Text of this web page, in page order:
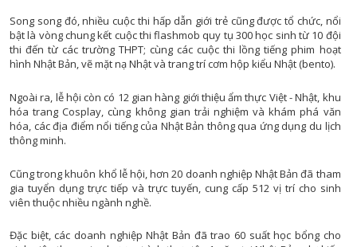
CHÚC MỪNG NĂM
CHUYÊN MỤC NỘI
CỰU CHIẾN BINH ĐÀ
CHUYÊN MỤC TRI
ĐÔ THỊ
GƯƠNG SÁNG BẢN
GIẢM NGHÈO BỀN
GIÁO DỤC VÀ HƯỚNG
GIẢI
Song song đó, nhiều cuộc thi hấp dẫn giới trẻ cũng được tổ chức, nổi
bật là vòng chung kết cuộc thi flashmob quy tụ 300 học sinh từ 10 đội
thi đến từ các trường THPT; cùng các cuộc thi lồng tiếng phim hoạt
hình Nhật Bản, vẽ mặt nạ Nhật và trang trí cơm hộp kiểu Nhật (bento).
Ngoài ra, lễ hội còn có 12 gian hàng giới thiệu ẩm thực Việt - Nhật, khu
hóa trang Cosplay, cùng không gian trải nghiệm và khám phá văn
hóa, các địa điểm nổi tiếng của Nhật Bản thông qua ứng dụng du lịch
thông minh.
Cũng trong khuôn khổ lễ hội, hơn 20 doanh nghiệp Nhật Bản đã tham
gia tuyển dụng trực tiếp và trực tuyến, cung cấp 512 vị trí cho sinh
viên thuộc nhiều ngành nghề.
Đặc biệt, các doanh nghiệp Nhật Bản đã trao 60 suất học bổng cho